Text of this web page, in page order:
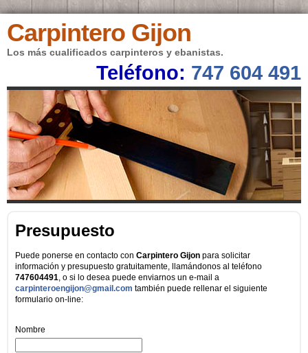
Carpintero Gijon
Los más cualificados carpinteros y ebanistas.
Teléfono: 747 604 491
Presupuesto
Puede ponerse en contacto con Carpintero Gijon para solicitar
información y presupuesto gratuitamente, llamándonos al teléfono
747604491, o si lo desea puede enviarnos un e-mail a
carpinteroengijon@gmail.com también puede rellenar el siguiente
formulario on-line:
Nombre